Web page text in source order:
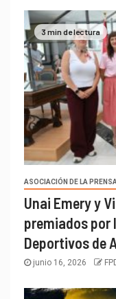
3 min de lectura
ASOCIACIÓN DE LA
Unai Emery y
premiados por
Deportivos de
junio 16, 2026